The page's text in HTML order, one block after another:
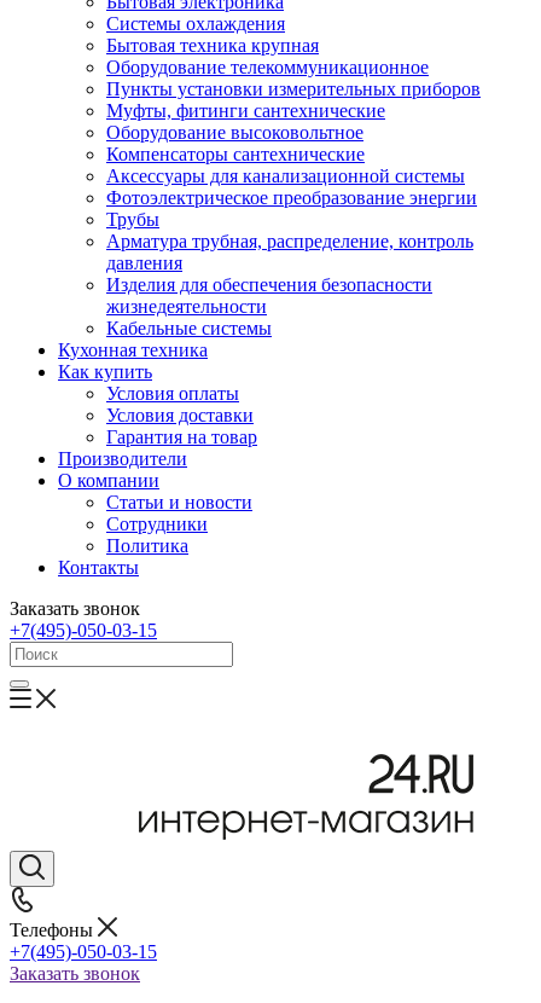
Системы охлаждения
Бытовая техника крупная
Оборудование телекоммуникационное
Пункты установки измерительных приборов
Муфты, фитинги сантехнические
Оборудование высоковольтное
Компенсаторы сантехнические
Аксессуары для канализационной системы
Фотоэлектрическое преобразование энергии
Трубы
Арматура трубная, распределение, контроль
давления
Изделия для обеспечения безопасности
жизнедеятельности
Кабельные системы
Кухонная техника
Как купить
Условия оплаты
Условия доставки
Гарантия на товар
Производители
О компании
Статьи и новости
Сотрудники
Политика
Контакты
Заказать звонок
+7(495)-050-03-15
Телефоны
+7(495)-050-03-15
Заказать звонок